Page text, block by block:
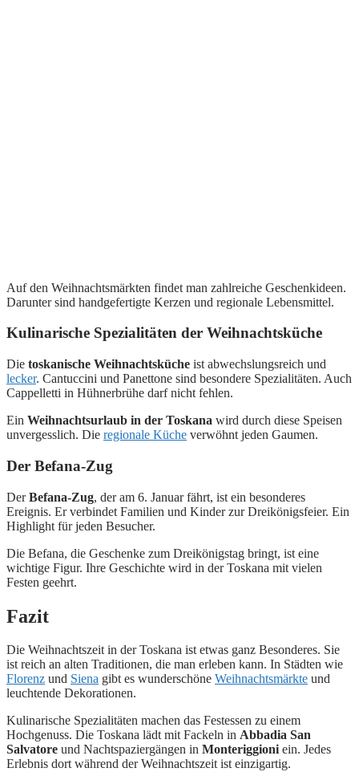
Auf den Weihnachtsmärkten findet man zahlreiche Geschenkideen.
Darunter sind handgefertigte Kerzen und regionale Lebensmittel.
Kulinarische Spezialitäten der Weihnachtsküche
Die toskanische Weihnachtsküche ist abwechslungsreich und
lecker. Cantuccini und Panettone sind besondere Spezialitäten. Auch
Cappelletti in Hühnerbrühe darf nicht fehlen.
Ein Weihnachtsurlaub in der Toskana wird durch diese Speisen
unvergesslich. Die regionale Küche verwöhnt jeden Gaumen.
Der Befana-Zug
DerBefana-Zug, der am 6. Januar fährt, ist ein besonderes
Ereignis. Er verbindet Familien und Kinder zur Dreikönigsfeier. Ein
Highlight für jeden Besucher.
Die Befana, die Geschenke zum Dreikönigstag bringt, ist eine
wichtige Figur. Ihre Geschichte wird in der Toskana mit vielen
Festen geehrt.
Fazit
Die Weihnachtszeit in der Toskana ist etwas ganz Besonderes. Sie
ist reich an alten Traditionen, die man erleben kann. In Städten wie
Florenz und Siena gibt es wunderschöne Weihnachtsmärkte und
leuchtende Dekorationen.
Kulinarische Spezialitäten machen das Festessen zu einem
Hochgenuss. Die Toskana lädt mit Fackeln in Abbadia San
Salvatore und Nachtspaziergängen in Monteriggioniein. Jedes
Erlebnis dort während der Weihnachtszeit ist einzigartig.